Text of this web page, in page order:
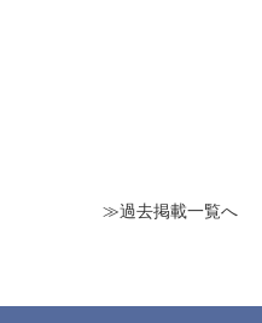
≫過去掲載一覧へ